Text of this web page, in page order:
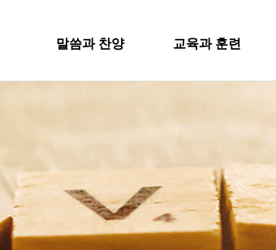
말씀과 찬양 교육과 훈련
청소년부
대원 어와나 클럽
청년부
주일설교
Hiel Worship
교회학교
영아부
유치부
유년부